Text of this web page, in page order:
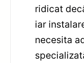
ridicat
iar
necesita